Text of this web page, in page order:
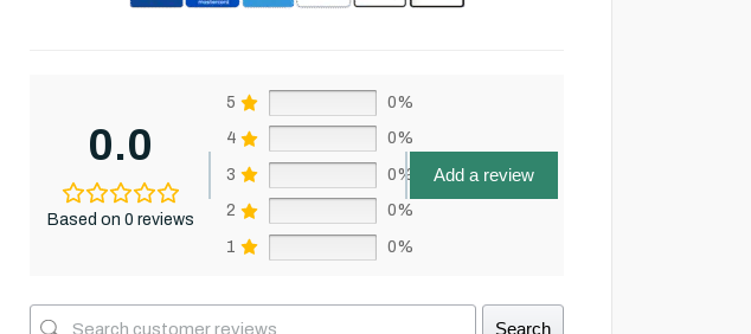
0.0
Based on 0 reviews
5 0%
4 0%
3 0%
2 0%
1 0%
Add a review
Search